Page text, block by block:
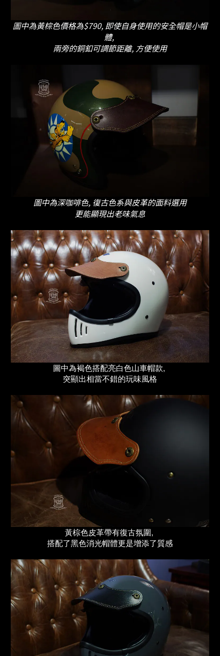
圖中為黃棕色價格為$790, 即使自身使用的安全帽是小帽
體,
兩旁的銅釦可調節距離, 方便使用
圖中為深咖啡色, 復古色系與皮革的面料選用
更能顯現出老味氣息
圖中為褐色搭配亮白色山車帽款,
突顯出相當不錯的玩味風格
黃棕色皮革帶有復古氛圍,
搭配了黑色消光帽體更是增添了質感